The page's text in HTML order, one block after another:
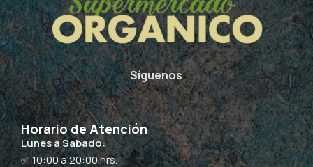
Síguenos
Horario de Atención
Lunes a Sabado:
✅ 10:00 a 20:00 hrs.